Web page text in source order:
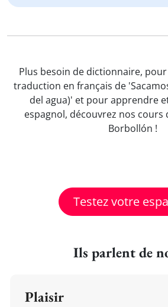
Plus besoin de dictionnaire,
traduction en français de
del agua)' et pour apprendre
espagnol, découvrez nos cours
Borbollón !
Testez votre
Ils parlent de
Plaisir